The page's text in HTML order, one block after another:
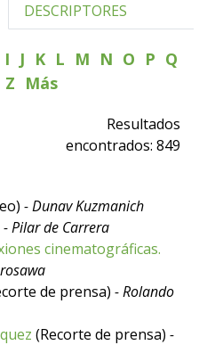
DESCRIPTORES
I J K L M N O P Q
Z Más
Resultados
encontrados: 849
- Dunav Kuzmanich
- Pilar de Carrera
cinematográficas.
de prensa) - Rolando
(Recorte de prensa) -